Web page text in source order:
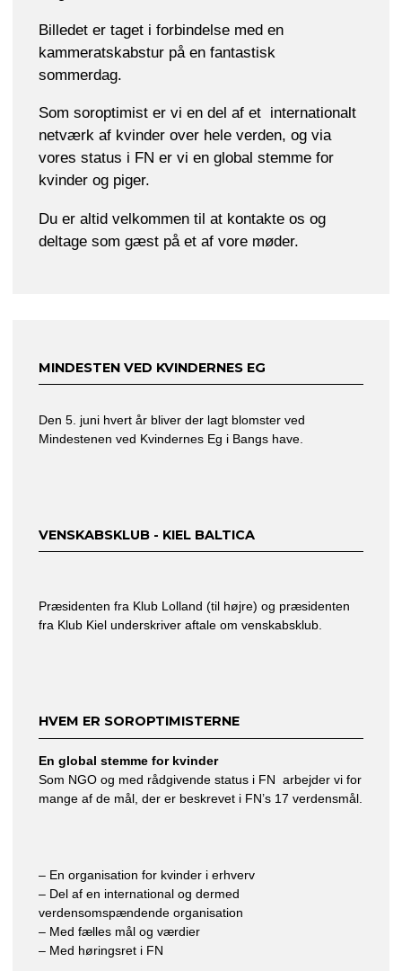
Billedet er taget i forbindelse med en
kammeratskabstur på en fantastisk
sommerdag.
Som soroptimist er vi en del af et internationalt
netværk af kvinder over hele verden, og via
vores status i FN er vi en global stemme for
kvinder og piger.
Du er altid velkommen til at kontakte os og
deltage som gæst på et af vore møder.
MINDESTEN VED KVINDERNES EG
Den 5. juni hvert år bliver der lagt blomster ved
Mindestenen ved Kvindernes Eg i Bangs have.
VENSKABSKLUB - KIEL BALTICA
Præsidenten fra Klub Lolland (til højre) og præsidenten
fra Klub Kiel underskriver aftale om venskabsklub.
HVEM ER SOROPTIMISTERNE
En global stemme for kvinder
Som NGO og med rådgivende status i FN arbejder vi for
mange af de mål, der er beskrevet i FN’s 17 verdensmål.
– En organisation for kvinder i erhverv
– Del af en international og dermed
verdensomspændende organisation
– Med fælles mål og værdier
– Med høringsret i FN